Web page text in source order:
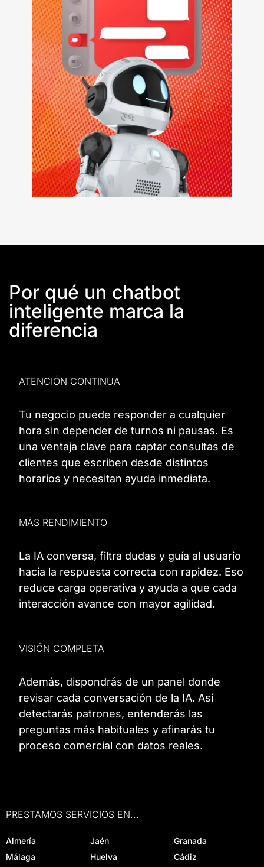
Por qué un chatbot
inteligente marca la
diferencia
ATENCIÓN CONTINUA
Tu negocio puede responder a cualquier
hora sin depender de turnos ni pausas. Es
una ventaja clave para captar consultas de
clientes que escriben desde distintos
horarios y necesitan ayuda inmediata.
MÁS RENDIMIENTO
La IA conversa, filtra dudas y guía al usuario
hacia la respuesta correcta con rapidez. Eso
reduce carga operativa y ayuda a que cada
interacción avance con mayor agilidad.
VISIÓN COMPLETA
Además, dispondrás de un panel donde
revisar cada conversación de la IA. Así
detectarás patrones, entenderás las
preguntas más habituales y afinarás tu
proceso comercial con datos reales.
PRESTAMOS SERVICIOS EN...
Almería Jaén
Granada
Málaga
Huelva
Cádiz